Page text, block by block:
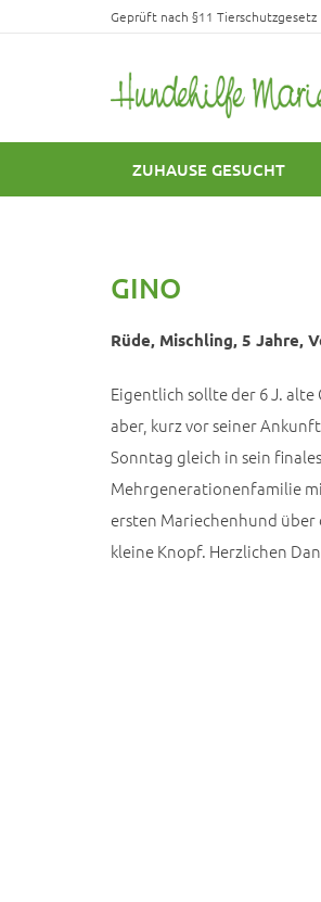
Geprüft nach §11 Tierschutzgesetz
ZUHAUSE GESUCHT
GINO
Rüde, Mischling, 5 Jahre,
Eigentlich sollte der 6 J.
aber, kurz vor seiner
Sonntag gleich in sein
Mehrgenerationenfamilie
ersten Mariechenhund über
kleine Knopf. Herzlichen